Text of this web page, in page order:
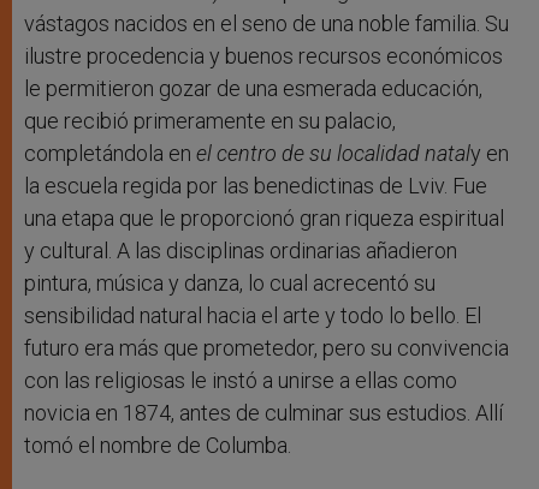
vástagos nacidos en el seno de una noble familia. Su
ilustre procedencia y buenos recursos económicos
le permitieron gozar de una esmerada educación,
que recibió primeramente en su palacio,
completándola en el centro de su localidad nataly en
la escuela regida por las benedictinas de Lviv. Fue
una etapa que le proporcionó gran riqueza espiritual
y cultural. A las disciplinas ordinarias añadieron
pintura, música y danza, lo cual acrecentó su
sensibilidad natural hacia el arte y todo lo bello. El
futuro era más que prometedor, pero su convivencia
con las religiosas le instó a unirse a ellas como
novicia en 1874, antes de culminar sus estudios. Allí
tomó el nombre de Columba.